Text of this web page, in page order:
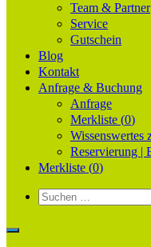
Team & Partner
Service
Gutschein
Blog
Kontakt
Anfrage & Buchung
Anfrage
Merkliste (0)
Wissenswertes
Reservierung |
Merkliste (0)
Suchen